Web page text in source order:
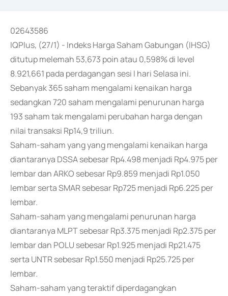
02643586
IQPlus, (27/1) - Indeks Harga Saham Gabungan (IHSG)
ditutup melemah 53,673 poin atau 0,598% di level
8.921,661 pada perdagangan sesi I hari Selasa ini.
Sebanyak 365 saham mengalami kenaikan harga
sedangkan 720 saham mengalami penurunan harga
193 saham tak mengalami perubahan harga dengan
nilai transaksi Rp14,9 triliun.
Saham-saham yang yang mengalami kenaikan harga
diantaranya DSSA sebesar Rp4.498 menjadi Rp4.975 per
lembar dan ARKO sebesar Rp9.859 menjadi Rp1.050
lembar serta SMAR sebesar Rp725 menjadi Rp6.225 per
lembar.
Saham-saham yang mengalami penurunan harga
diantaranya MLPT sebesar Rp3.375 menjadi Rp2.375 per
lembar dan POLU sebesar Rp1.925 menjadi Rp21.475
serta UNTR sebesar Rp1.550 menjadi Rp25.725 per
lembar.
Saham-saham yang teraktif diperdagangkan